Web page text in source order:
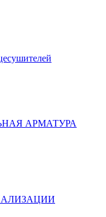
АРМАТУРА